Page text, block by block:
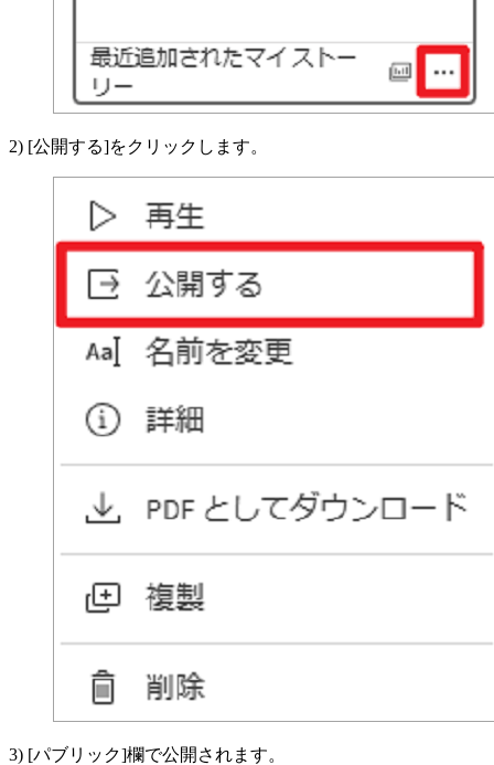
2) [公開する]をクリックします。
3) [パブリック]欄で公開されます。